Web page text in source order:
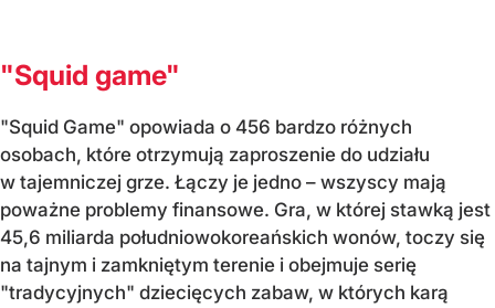
"Squid game"
"Squid Game" opowiada o 456 bardzo różnych
osobach, które otrzymują zaproszenie do udziału
w tajemniczej grze. Łączy je jedno – wszyscy mają
poważne problemy finansowe. Gra, w której stawką jest
45,6 miliarda południowokoreańskich wonów, toczy się
na tajnym i zamkniętym terenie i obejmuje serię
"tradycyjnych" dziecięcych zabaw, w których karą